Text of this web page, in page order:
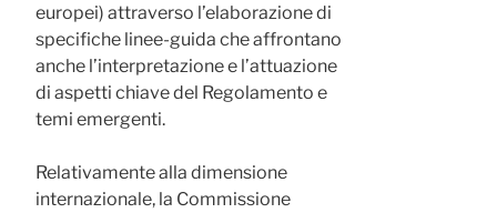
europei) attraverso l’elaborazione di
specifiche linee-guida che affrontano
anche l’interpretazione e l’attuazione
di aspetti chiave del Regolamento e
temi emergenti.
Relativamente alla dimensione
internazionale, la Commissione